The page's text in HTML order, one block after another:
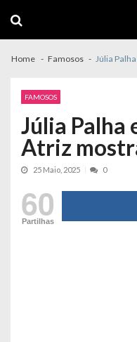
navigation
content
Home Famosos Júlia
FAMOSOS
Júlia Palha
Atriz
25 Maio, 2025 0
60
Partilhas